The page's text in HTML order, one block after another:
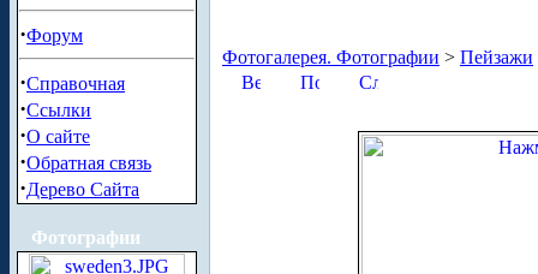
·Форум
·Справочная
·Ссылки
·О сайте
·Обратная связь
·Дерево Сайта
Фотографии
Фотогалерея. Фотографии > Пейзажи